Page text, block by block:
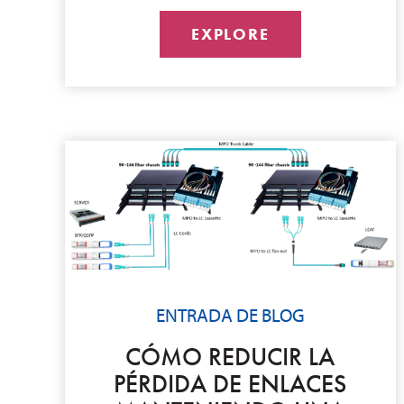
EXPLORE
ENTRADA DE BLOG
CÓMO REDUCIR LA
PÉRDIDA DE ENLACES